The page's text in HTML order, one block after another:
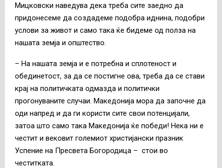
Мицковски наведува дека треба сите заедно да
придонесеме да создадеме подобра иднина, подобри
услови за живот и само така ќе бидеме од полза на
нашата земја и општество.
– На нашата земја и е потребна и сплотеност и
обединетост, за да се постигне ова, треба да се стави
крај на политичката одмазда и политички
прогонуваните случаи. Македонија мора да започне да
оди напред и да ги користи сите свои потенцијали,
затоа што само така Македонија ќе победи! Нека ни е
честит и вековит големиот христијански празник
Успение на Пресвета Богородица – стои во
честитката.